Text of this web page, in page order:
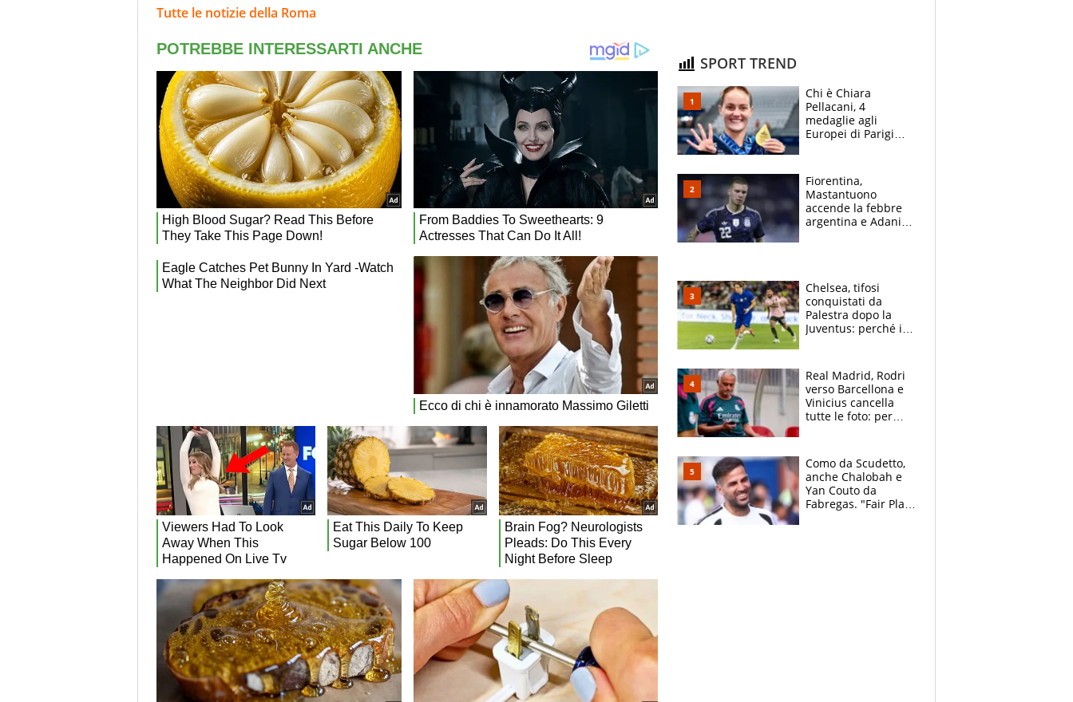
Tutte le notizie della Roma
SPORT TREND
Chi è Chiara
Pellacani, 4
medaglie agli
Europei di Parigi
giornalista, mamma
insegnante e il
fratello calciatore
Fiorentina,
Mastantuono
accende la febbre
argentina e Adani
Chelsea, tifosi
conquistati da
Palestra dopo la
Juventus: perché i
Real Madrid, Rodri
verso Barcellona e
Vinicius cancella
tutte le foto: per
Como da Scudetto,
anche Chalobah e
Yan Couto da
Fabregas. "Fair Play